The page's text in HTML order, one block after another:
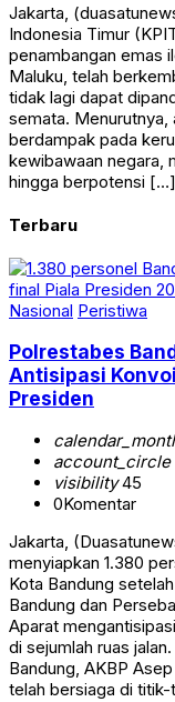
Jakarta,
Indonesia Timur
penambangan emas
Maluku, telah
tidak lagi dapat
semata. Menurutnya,
berdampak pada
kewibawaan negara,
hingga berpotensi […]
Terbaru
Nasional Peristiwa
Polrestabes
Antisipasi
Presiden
account_circle
visibility45
0Komentar
Jakarta,
menyiapkan 1.380
Kota Bandung
Bandung dan
Aparat
di sejumlah ruas
Bandung, AKBP
telah bersiaga di